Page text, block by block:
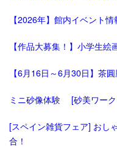
【2026年】館内イベント情
【作品大募集！】小学生絵
【6月16日～6月30日】茶
ミニ砂像体験 [砂美ワー
[スペイン雑貨フェア] おし
合！